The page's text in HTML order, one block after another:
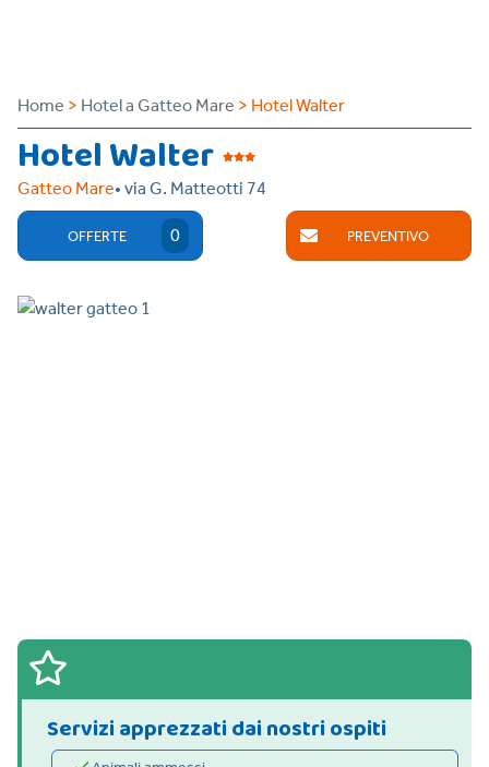
Home > Hotel a Gatteo Mare > Hotel Walter
Hotel Walter
Gatteo Mare• via G. Matteotti 74
OFFERTE 0 PREVENTIVO
Servizi apprezzati dai nostri ospiti